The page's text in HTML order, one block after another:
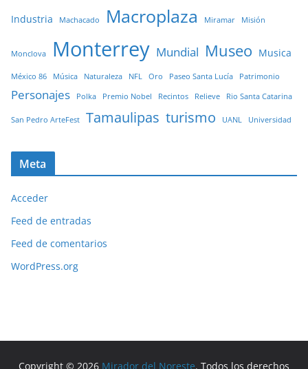
Industria Machacado Macroplaza Miramar Misión
Monclova Monterrey Mundial Museo Musica
México 86 Música Naturaleza NFL Oro Paseo Santa Lucía Patrimonio
Personajes Polka Premio Nobel Recintos Relieve Rio Santa Catarina
San Pedro ArteFest Tamaulipas turismo UANL Universidad
Meta
Acceder
Feed de entradas
Feed de comentarios
WordPress.org
Copyright © 2026 Mirador del Noreste. Todos los derechos